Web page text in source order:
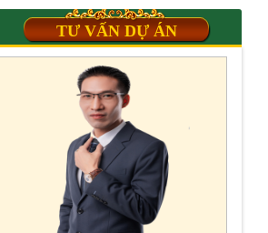
TƯ VẤN DỰ ÁN